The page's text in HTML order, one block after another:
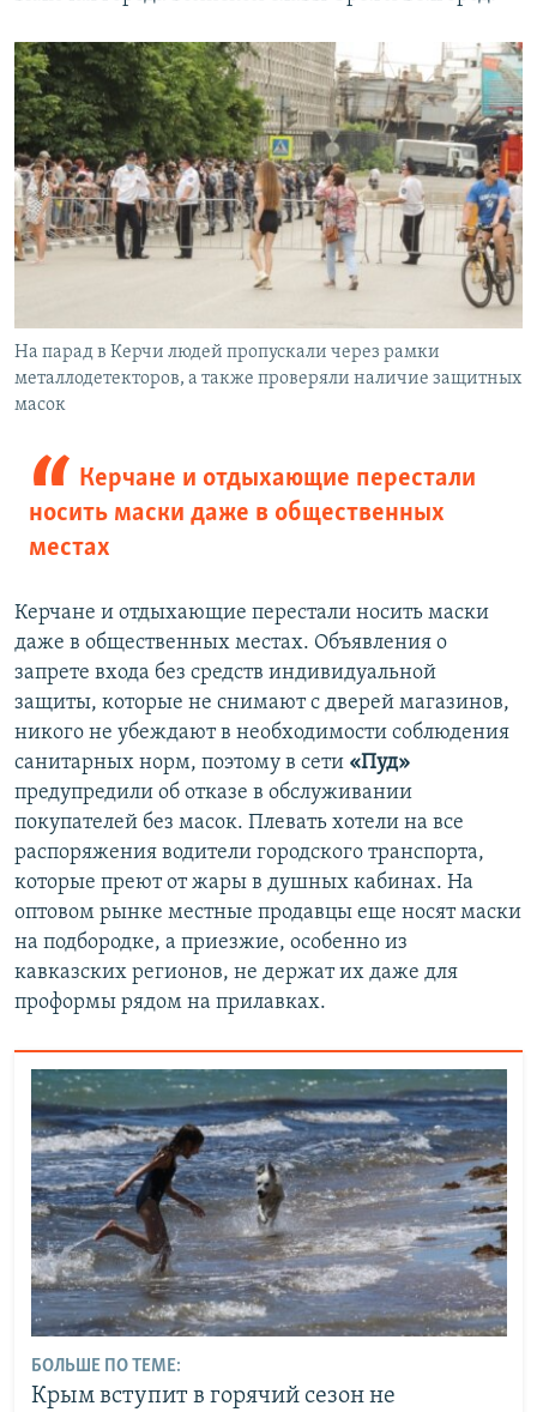
На парад в Керчи людей пропускали через рамки
металлодетекторов, а также проверяли наличие защитных
масок
Керчане и отдыхающие перестали
носить маски даже в общественных
местах
Керчане и отдыхающие перестали носить маски
даже в общественных местах. Объявления о
запрете входа без средств индивидуальной
защиты, которые не снимают с дверей магазинов,
никого не убеждают в необходимости соблюдения
санитарных норм, поэтому в сети «Пуд»
предупредили об отказе в обслуживании
покупателей без масок. Плевать хотели на все
распоряжения водители городского транспорта,
которые преют от жары в душных кабинах. На
оптовом рынке местные продавцы еще носят маски
на подбородке, а приезжие, особенно из
кавказских регионов, не держат их даже для
проформы рядом на прилавках.
БОЛЬШЕ ПО ТЕМЕ:
Крым вступит в горячий сезон не